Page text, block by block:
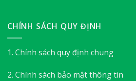
CHÍNH SÁCH QUY ĐỊNH
1. Chính sách quy định chung
2. Chính sách bảo mật thông tin